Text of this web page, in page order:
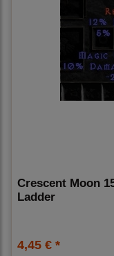
Crescent Moon
Ladder
4,45 € *